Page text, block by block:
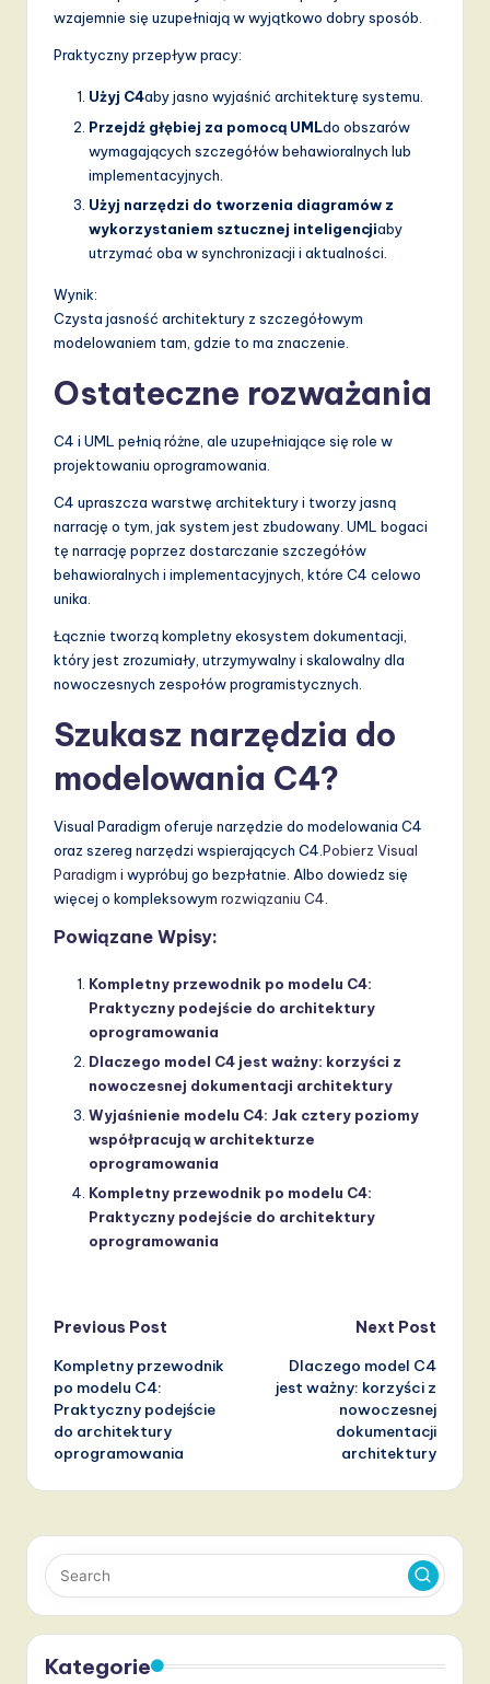
wzajemnie się uzupełniają w wyjątkowo dobry sposób.
Praktyczny przepływ pracy:
Użyj C4aby jasno wyjaśnić architekturę systemu.
Przejdź głębiej za pomocą UMLdo obszarów
wymagających szczegółów behawioralnych lub
implementacyjnych.
Użyj narzędzi do tworzenia diagramów z
wykorzystaniem sztucznej inteligencjiaby
utrzymać oba w synchronizacji i aktualności.
Wynik:
Czysta jasność architektury z szczegółowym
modelowaniem tam, gdzie to ma znaczenie.
Ostateczne rozważania
C4 i UML pełnią różne, ale uzupełniające się role w
projektowaniu oprogramowania.
C4 upraszcza warstwę architektury i tworzy jasną
narrację o tym, jak system jest zbudowany. UML bogaci
tę narrację poprzez dostarczanie szczegółów
behawioralnych i implementacyjnych, które C4 celowo
unika.
Łącznie tworzą kompletny ekosystem dokumentacji,
który jest zrozumiały, utrzymywalny i skalowalny dla
nowoczesnych zespołów programistycznych.
Szukasz narzędzia do
modelowania C4?
Visual Paradigm oferuje narzędzie do modelowania C4
oraz szereg narzędzi wspierających C4. Pobierz Visual
Paradigm i wypróbuj go bezpłatnie. Albo dowiedz się
więcej o kompleksowym rozwiązaniu C4
Powiązane Wpisy:
Kompletny przewodnik po modelu C4:
Praktyczny podejście do architektury
oprogramowania
Dlaczego model C4 jest ważny: korzyści z
nowoczesnej dokumentacji architektury
Wyjaśnienie modelu C4: Jak cztery poziomy
współpracują w architekturze
oprogramowania
Kompletny przewodnik po modelu C4:
Praktyczny podejście do architektury
oprogramowania
Post
navigation
Previous Post
Kompletny przewodnik
po modelu C4:
Praktyczny podejście
do architektury
oprogramowania
Next Post
Dlaczego model C4
jest ważny: korzyści z
nowoczesnej
dokumentacji
architektury
Kategorie